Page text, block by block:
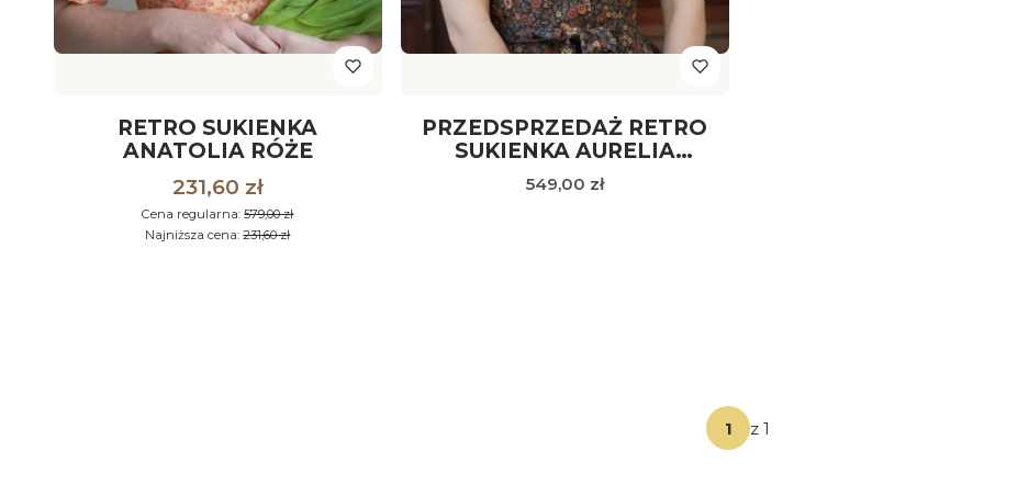
RETRO SUKIENKA
ANATOLIA RÓŻE
Cena promocyjna
231,60 zł
Cena regularna: 579,00 zł
Najniższa cena: 231,60 zł
PRZEDSPRZEDAŻ RETRO
SUKIENKA AURELIA
BRĄZOWE KWIATY
Cena
549,00 zł
z 1